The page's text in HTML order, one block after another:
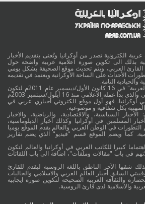
الكترونية تصدر من أوكرانيا وتُعنى بتقديم الأخبار
بذلك الى تكوين صورة اعلامية عربية واضحة حول
القارئ العربي، ويتم تحديث موقع الصحيفة بشكل يومي
الأحداث على الساحة الأوكرانية ويعتمد في تقديمه
والحيادية التامة.
وقد جائت انطلاقة "أوكرانيا بالعربية" في 16 كانون الأول/ديسمبر عام 2011م لتكون
امتدادا للموقع العربي الاوكراني والذي بدأ عمله الاعلامي منذ 16 أيلول/سبتمبر 2003م
أوكرانيا. فهو أول موقع الكتروني أخباري عربي في
المهنية بكل شفافية و موضوعية.
السياسية، والاقتصادية، والرياضية، والاخبار
المسلمين في أوكرانيا وكذلك أخبار الدبلوماسية،
التطورات في الوطن العربي والعالم يقدم الموقع يوميا
كما ويضم الموقع قسم "فيديو" الذي يضم تقارير
كبيرا للكاتب العربي في أوكرانيا والعالم لتكون
في باب "مقالات وملفات"، اضافة الى باب اللقائات
شقها الآخر الناطق باللغة الروسية ليقدم للقارئ
السابق أخبار العالم العربي والاسلامي والجاليات
والثقافة العربية الصحيحة لتكوين صورة ايجابية
والاسلامية لدى قارئ الروسية.